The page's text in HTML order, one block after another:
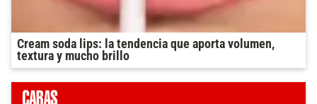
Cream soda lips: la tendencia que aporta volumen,
textura y mucho brillo